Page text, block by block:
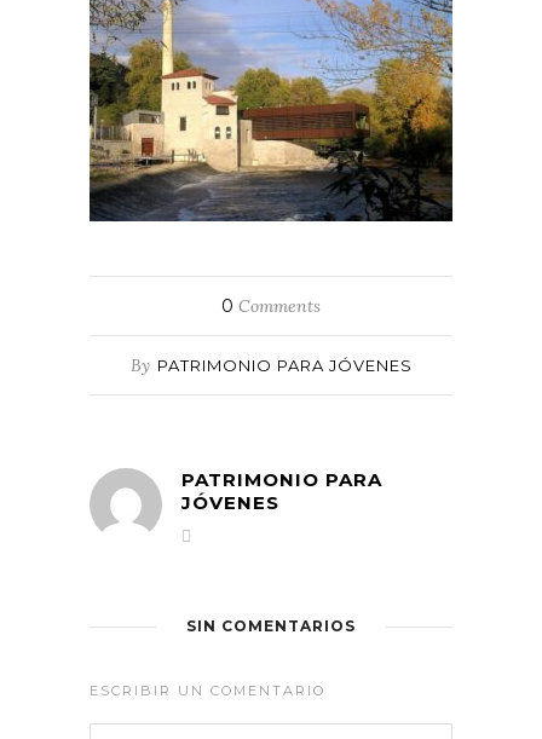
0 Comments
By PATRIMONIO PARA JÓVENES
PATRIMONIO PARA
JÓVENES
SIN COMENTARIOS
ESCRIBIR UN COMENTARIO